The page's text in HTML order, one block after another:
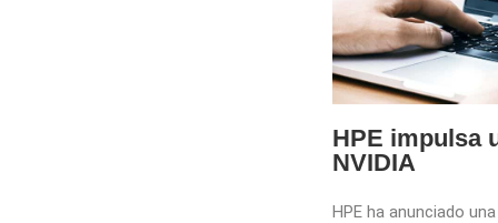
HPE impulsa
NVIDIA
HPE ha anunciado